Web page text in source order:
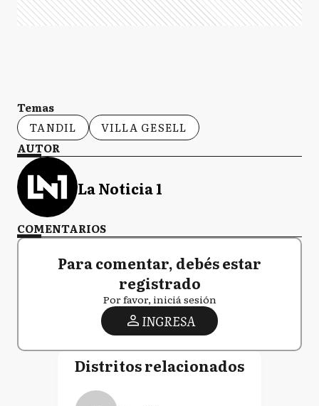
Temas
TANDIL
VILLA GESELL
AUTOR
La Noticia 1
COMENTARIOS
Para comentar, debés estar
registrado
Por favor, iniciá sesión
INGRESA
Distritos relacionados